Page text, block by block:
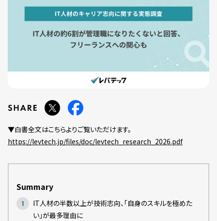
▼白書全文はこちらよりご覧いただけます。
https://levtech.jp/files/doc/levtech_research_2026.pdf
Summary
IT人材の半数以上が技術志向、「自身のスキルを極めた
い」が最多理由に